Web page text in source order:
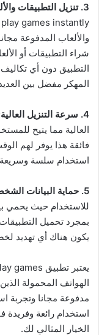
3. تنزيل التطبيقات والألعاب المدفوعة مجانا:
والألعاب المدفوعة
شراء التطبيقات أو
المهكر مفضل بين
4. سرعة التنزيل العالية:
العالية مما يتيح
فائقة هذا يوفر لهم
استخدام سلسة
5. حماية البيانات الشخصية:
للاستخدام حيث يحمي
يكون هناك أي تهديد
الهواتف المحمولة
مدفوعة مجانا وتجربة
الخيار المثالي لك.